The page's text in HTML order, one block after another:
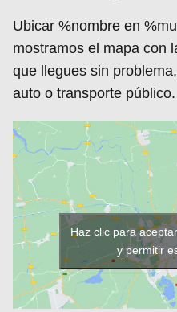
Ubicar %nombre en
mostramos el mapa con
que llegues sin
auto o transporte público.
Haz clic para
y permitir